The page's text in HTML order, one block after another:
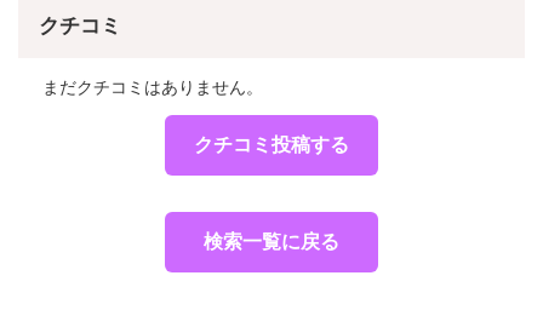
クチコミ
まだクチコミはありません。
クチコミ投稿する
検索一覧に戻る